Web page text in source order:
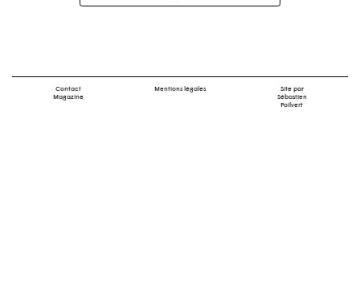
Contact
Magazine
Mentions légales
Site par
Sébastien
Poilvert